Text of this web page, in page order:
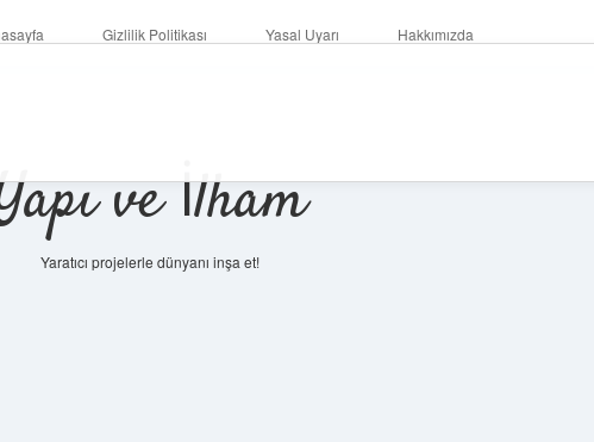
Gizlilik Politikası Yasal Uyarı Hakkımızda
ve İlham
Yaratıcı projelerle dünyanı inşa et!